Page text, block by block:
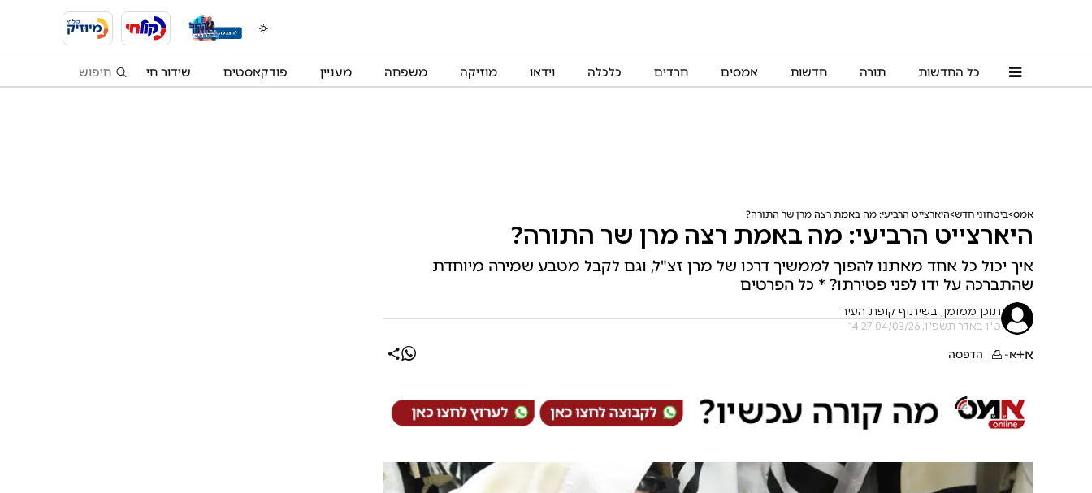
כל החדשות תורה חדשות אמסים חרדים כלכלה וידאו מוזיקה משפחה מעניין פודקאסטים שידור חי
אמס ביטחוני חדש היארצייט הרביעי: מה באמת רצה מרן שר התורה?
היארצייט הרביעי: מה באמת רצה מרן שר התורה?
איך יכול כל אחד מאתנו להפוך לממשיך דרכו של מרן זצ"ל, וגם לקבל מטבע שמירה מיוחדת
שהתברכה על ידו לפני פטירתו? * כל הפרטים
תוכן ממומן, בשיתוף קופת העיר
ט"ו באדר תשפ"ו, 04/03/26 14:27
א+א- הדפסה